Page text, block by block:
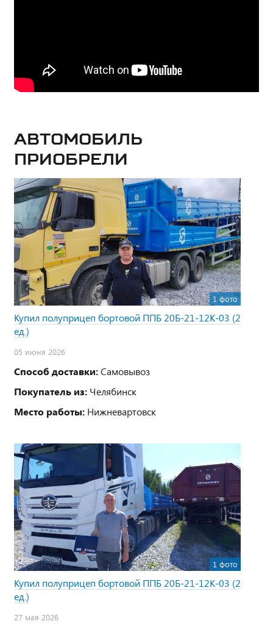
Автомобиль
приобрели
1 фото
Купил полуприцеп бортовой ППБ 20Б-21-12К-03 (2
ед.)
05 июня 2026
Способ доставки:Самовывоз
Покупатель из: Челябинск
Место работы: Нижневартовск
1 фото
Купил полуприцеп бортовой ППБ 20Б-21-12К-03 (2
ед.)
27 мая 2026